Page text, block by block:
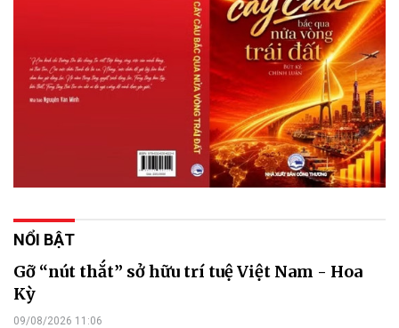
NỔI BẬT
Gỡ “nút thắt” sở hữu trí tuệ Việt Nam - Hoa
Kỳ
09/08/2026 11:06